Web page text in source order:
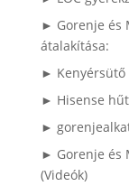
► Gorenje és
átalakítása:
► Kenyérsütő
► Hisense
►
► Gorenje és
(Videók)